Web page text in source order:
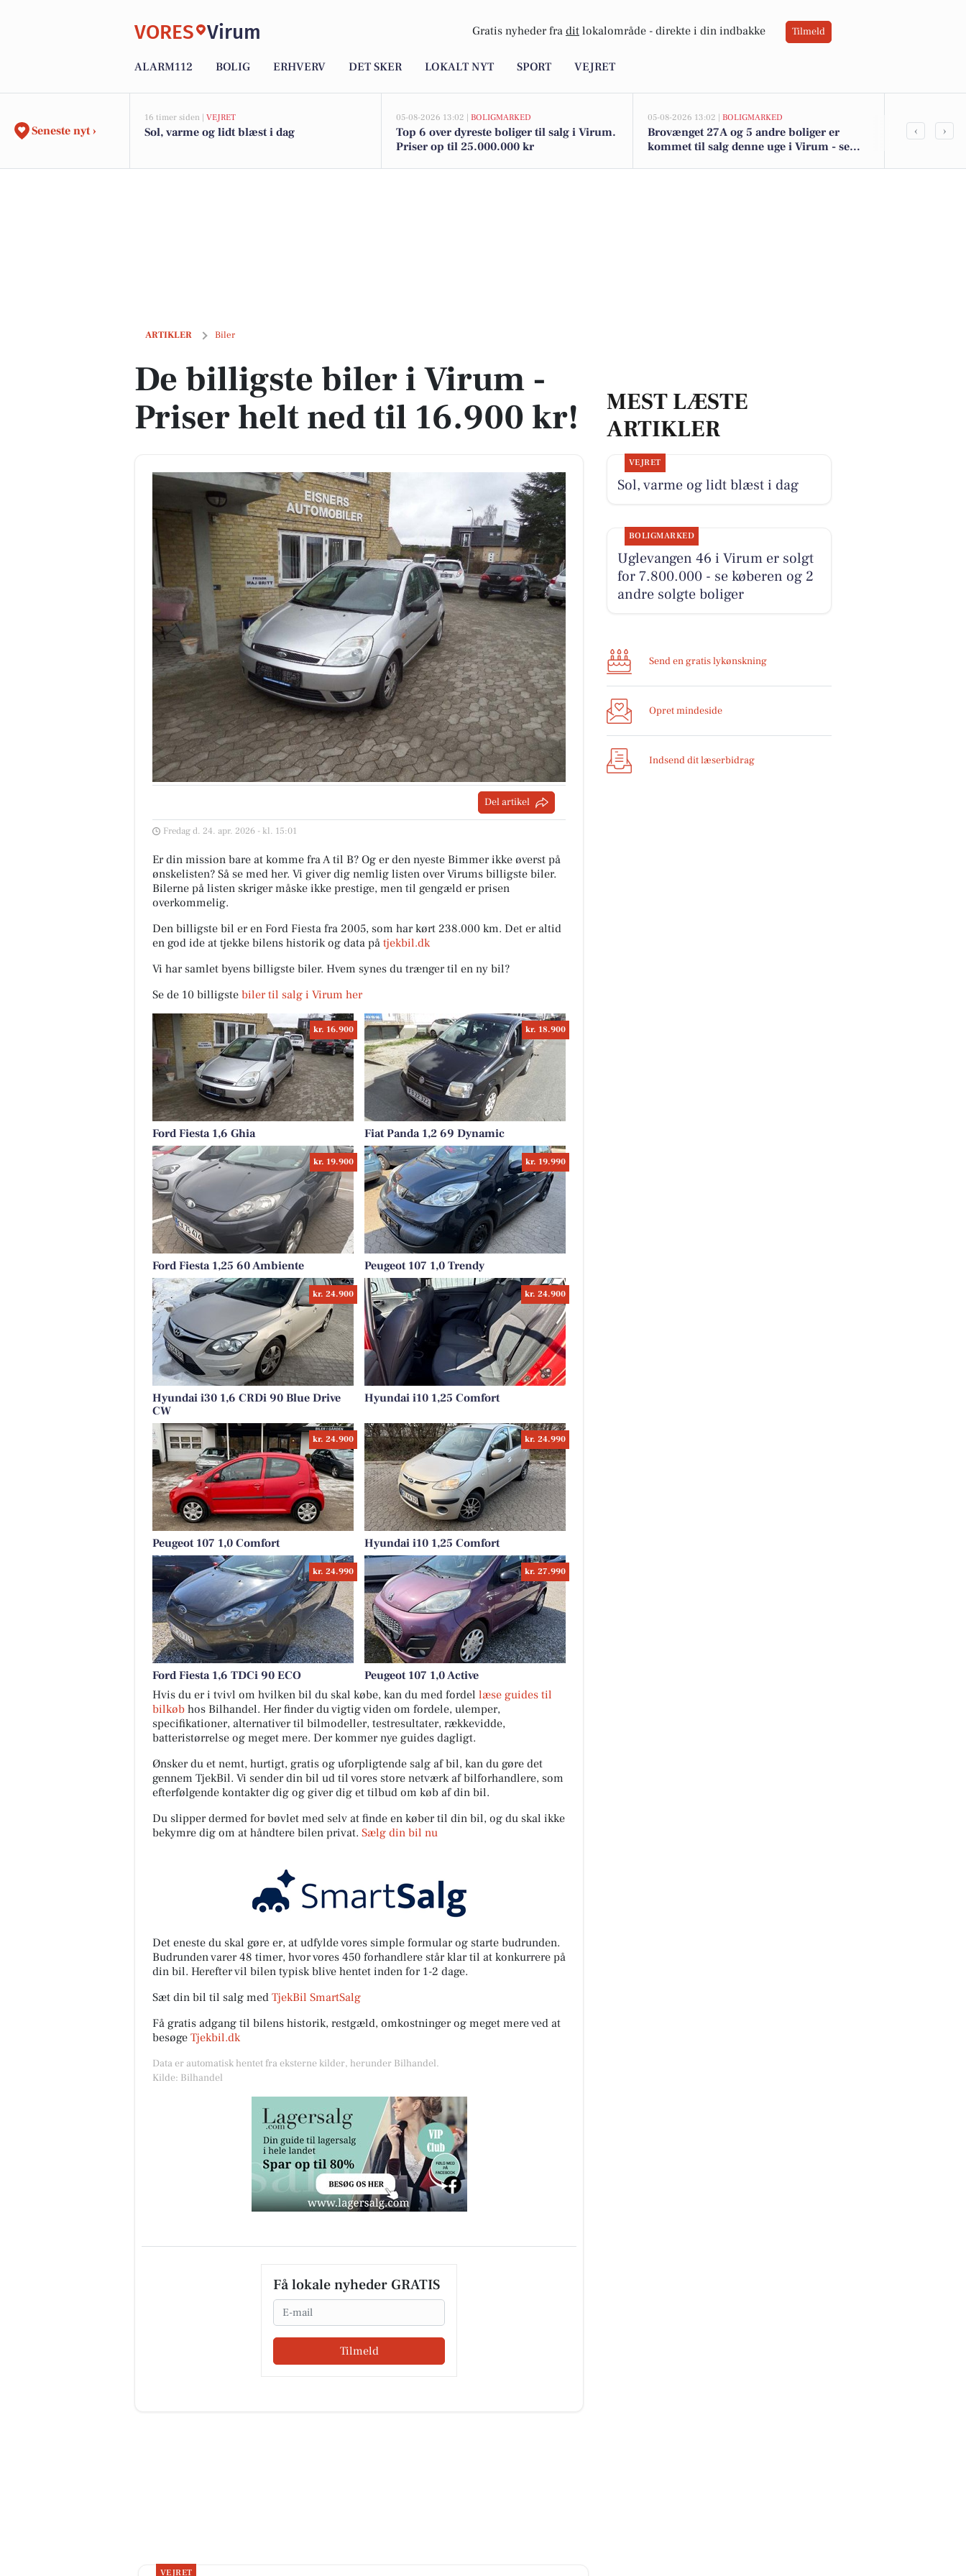
VORES Virum Gratis nyheder fra dit lokalområde - direkte i din indbakke Tilmeld
ALARM112 BOLIG ERHVERV DET SKER LOKALT NYT SPORT VEJRET
Seneste nyt ›
16 timer siden | VEJRET
Sol, varme og lidt blæst i dag
05-08-2026 13:02 | BOLIGMARKED
Top 6 over dyreste boliger til salg i Virum.
Priser op til 25.000.000 kr
05-08-2026 13:02 | BOLIGMARKED
Brovænget 27A og 5 andre boliger er
kommet til salg denne uge i Virum - se
Magnum
‹ ›
ARTIKLER Biler
De billigste biler i Virum - Priser helt ned til 16.900 kr!
De billigste biler i Virum -
Priser helt ned til 16.900 kr!
Del artikel
Fredag d. 24. apr. 2026 - kl. 15:01
Er din mission bare at komme fra A til B? Og er den nyeste Bimmer ikke øverst på
ønskelisten? Så se med her. Vi giver dig nemlig listen over Virums billigste biler.
Bilerne på listen skriger måske ikke prestige, men til gengæld er prisen
overkommelig.
Den billigste bil er en Ford Fiesta fra 2005, som har kørt 238.000 km. Det er altid
en god ide at tjekke bilens historik og data på tjekbil.dk
Vi har samlet byens billigste biler. Hvem synes du trænger til en ny bil?
Se de 10 billigste biler til salg i Virum her
kr. 16.900
Ford Fiesta 1,6 Ghia
kr. 18.900
Fiat Panda 1,2 69 Dynamic
kr. 19.900
Ford Fiesta 1,25 60 Ambiente
kr. 19.990
Peugeot 107 1,0 Trendy
kr. 24.900
Hyundai i30 1,6 CRDi 90 Blue Drive
CW
kr. 24.900
Hyundai i10 1,25 Comfort
kr. 24.900
Peugeot 107 1,0 Comfort
kr. 24.990
Hyundai i10 1,25 Comfort
kr. 24.990
Ford Fiesta 1,6 TDCi 90 ECO
kr. 27.990
Peugeot 107 1,0 Active
Hvis du er i tvivl om hvilken bil du skal købe, kan du med fordel læse guides til
bilkøb hos Bilhandel. Her finder du vigtig viden om fordele, ulemper,
specifikationer, alternativer til bilmodeller, testresultater, rækkevidde,
batteristørrelse og meget mere. Der kommer nye guides dagligt.
Ønsker du et nemt, hurtigt, gratis og uforpligtende salg af bil, kan du gøre det
gennem TjekBil. Vi sender din bil ud til vores store netværk af bilforhandlere, som
efterfølgende kontakter dig og giver dig et tilbud om køb af din bil.
Du slipper dermed for bøvlet med selv at finde en køber til din bil, og du skal ikke
bekymre dig om at håndtere bilen privat. Sælg din bil nu
Det eneste du skal gøre er, at udfylde vores simple formular og starte budrunden.
Budrunden varer 48 timer, hvor vores 450 forhandlere står klar til at konkurrere på
din bil. Herefter vil bilen typisk blive hentet inden for 1-2 dage.
Sæt din bil til salg med TjekBil SmartSalg
Få gratis adgang til bilens historik, restgæld, omkostninger og meget mere ved at
besøge Tjekbil.dk
Data er automatisk hentet fra eksterne kilder, herunder Bilhandel.
Kilde: Bilhandel
Få lokale nyheder GRATIS
Email
Tilmeld
MEST LÆSTE
ARTIKLER
VEJRET
Sol, varme og lidt blæst i dag
BOLIGMARKED
Uglevangen 46 i Virum er solgt
for 7.800.000 - se køberen og 2
andre solgte boliger
Send en gratis lykønskning
Opret mindeside
Indsend dit læserbidrag
VEJRET